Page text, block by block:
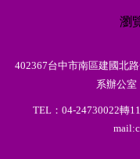
402367台中市南區建國北
系辦公
TEL：04-24730022轉